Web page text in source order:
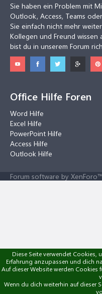
Sie haben ein Problem mit
Outlook, Access, Teams
Sie einfach nicht mehr
Kollegen und Freund wissen
bist du in unserem Forum
Office Hilfe Foren
Word Hilfe
Excel Hilfe
PowerPoint Hilfe
Access Hilfe
Outlook Hilfe
Forum software by XenForo™
Diese Seite verwendet Cookies,
Erfahrung anzupassen und dich
Auf dieser Website werden
Wenn du dich weiterhin auf dieser